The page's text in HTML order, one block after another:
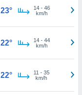
23° 14- 46
km/h
22° 14- 44
km/h
22° 11 - 35
km/h